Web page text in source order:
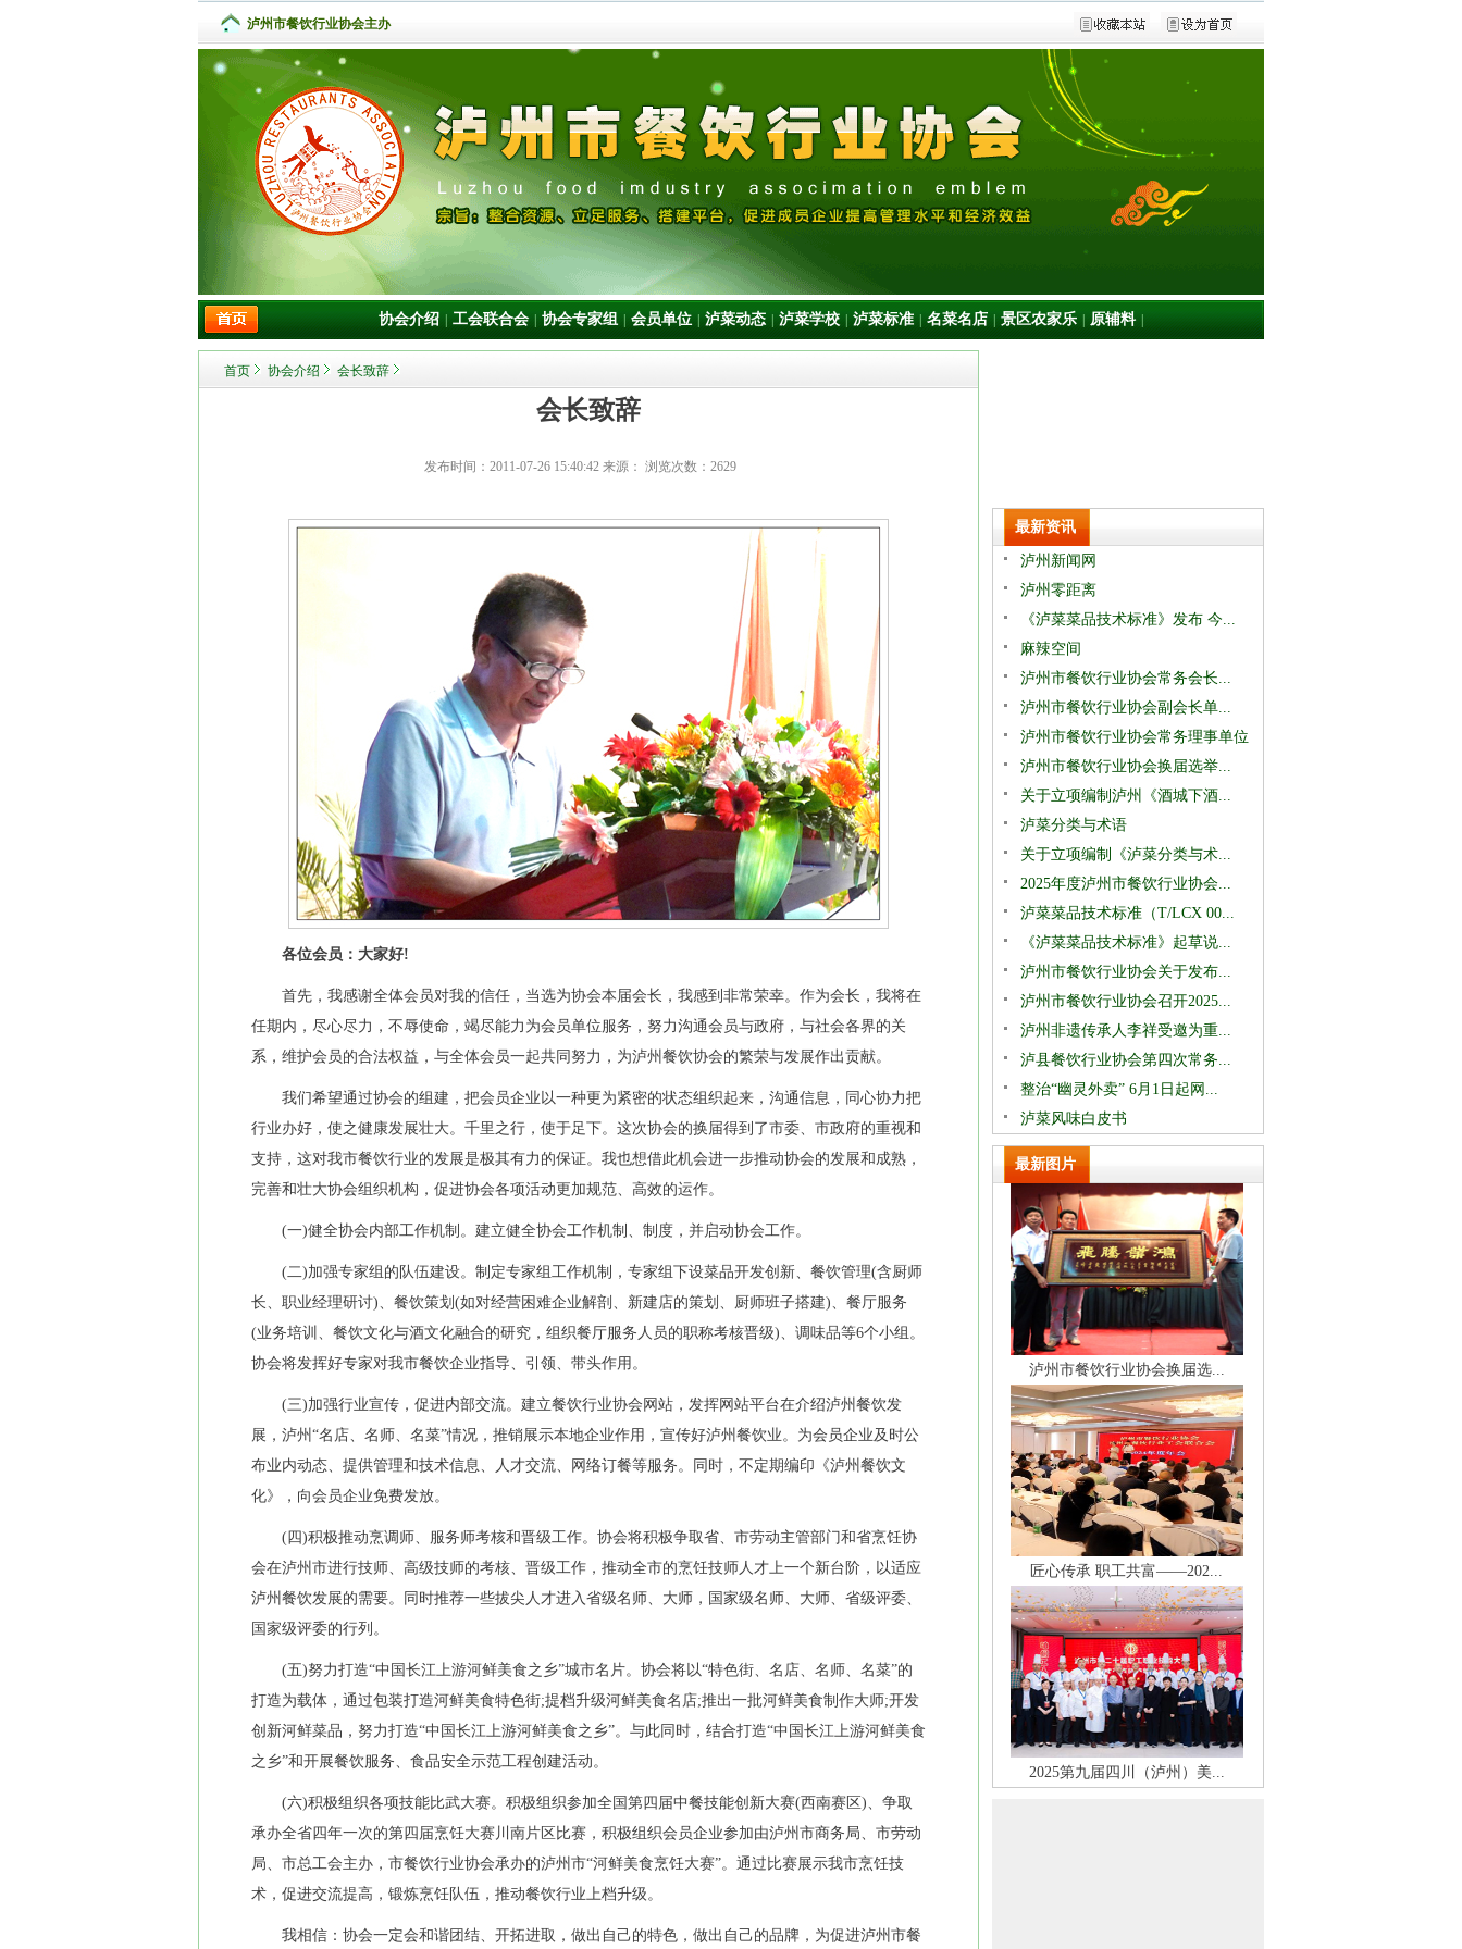
泸州市餐饮行业协会主办
协会介绍 工会联合会 协会专家组 会员单位 泸菜动态 泸菜学校 泸菜标准 名菜名店 景区农家乐 原辅料
首页 协会介绍 会长致辞
会长致辞
发布时间： 2011-07-26 15:40:42来源： 浏览次数： 2629
各位会员：大家好!
首先，我感谢全体会员对我的信任，当选为协会本届会长，我感到非常荣幸。作为会长，我将在
任期内，尽心尽力，不辱使命，竭尽能力为会员单位服务，努力沟通会员与政府，与社会各界的关
系，维护会员的合法权益，与全体会员一起共同努力，为泸州餐饮协会的繁荣与发展作出贡献。
我们希望通过协会的组建，把会员企业以一种更为紧密的状态组织起来，沟通信息，同心协力把
行业办好，使之健康发展壮大。千里之行，使于足下。这次协会的换届得到了市委、市政府的重视和
支持，这对我市餐饮行业的发展是极其有力的保证。我也想借此机会进一步推动协会的发展和成熟，
完善和壮大协会组织机构，促进协会各项活动更加规范、高效的运作。
(一)健全协会内部工作机制。建立健全协会工作机制、制度，并启动协会工作。
(二)加强专家组的队伍建设。制定专家组工作机制，专家组下设菜品开发创新、餐饮管理(含厨师
长、职业经理研讨)、餐饮策划(如对经营困难企业解剖、新建店的策划、厨师班子搭建)、餐厅服务
(业务培训、餐饮文化与酒文化融合的研究，组织餐厅服务人员的职称考核晋级)、调味品等6个小组。
协会将发挥好专家对我市餐饮企业指导、引领、带头作用。
(三)加强行业宣传，促进内部交流。建立餐饮行业协会网站，发挥网站平台在介绍泸州餐饮发
展，泸州“名店、名师、名菜”情况，推销展示本地企业作用，宣传好泸州餐饮业。为会员企业及时公
布业内动态、提供管理和技术信息、人才交流、网络订餐等服务。同时，不定期编印《泸州餐饮文
化》，向会员企业免费发放。
(四)积极推动烹调师、服务师考核和晋级工作。协会将积极争取省、市劳动主管部门和省烹饪协
会在泸州市进行技师、高级技师的考核、晋级工作，推动全市的烹饪技师人才上一个新台阶，以适应
泸州餐饮发展的需要。同时推荐一些拔尖人才进入省级名师、大师，国家级名师、大师、省级评委、
国家级评委的行列。
(五)努力打造“中国长江上游河鲜美食之乡”城市名片。协会将以“特色街、名店、名师、名菜”的
打造为载体，通过包装打造河鲜美食特色街;提档升级河鲜美食名店;推出一批河鲜美食制作大师;开发
创新河鲜菜品，努力打造“中国长江上游河鲜美食之乡”。与此同时，结合打造“中国长江上游河鲜美食
之乡”和开展餐饮服务、食品安全示范工程创建活动。
(六)积极组织各项技能比武大赛。积极组织参加全国第四届中餐技能创新大赛(西南赛区)、争取
承办全省四年一次的第四届烹饪大赛川南片区比赛，积极组织会员企业参加由泸州市商务局、市劳动
局、市总工会主办，市餐饮行业协会承办的泸州市“河鲜美食烹饪大赛”。通过比赛展示我市烹饪技
术，促进交流提高，锻炼烹饪队伍，推动餐饮行业上档升级。
我相信：协会一定会和谐团结、开拓进取，做出自己的特色，做出自己的品牌，为促进泸州市餐
最新资讯
泸州新闻网
泸州零距离
《泸菜菜品技术标准》发布 今...
麻辣空间
泸州市餐饮行业协会常务会长...
泸州市餐饮行业协会副会长单...
泸州市餐饮行业协会常务理事单位
泸州市餐饮行业协会换届选举...
关于立项编制泸州《酒城下酒...
泸菜分类与术语
关于立项编制《泸菜分类与术...
2025年度泸州市餐饮行业协会...
泸菜菜品技术标准（T/LCX 00...
《泸菜菜品技术标准》起草说...
泸州市餐饮行业协会关于发布...
泸州市餐饮行业协会召开2025...
泸州非遗传承人李祥受邀为重...
泸县餐饮行业协会第四次常务...
整治“幽灵外卖” 6月1日起网...
泸菜风味白皮书
最新图片
泸州市餐饮行业协会换届选...
匠心传承 职工共富——202...
2025第九届四川（泸州）美...